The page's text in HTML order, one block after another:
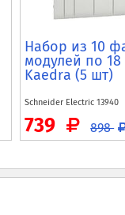
Набор из 10
модулей по
Kaedra (5 шт)
Schneider Electric 13940
739 898